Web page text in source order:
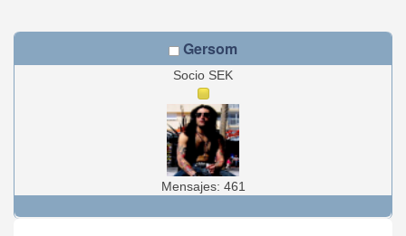
Gersom
Socio SEK
Mensajes: 461